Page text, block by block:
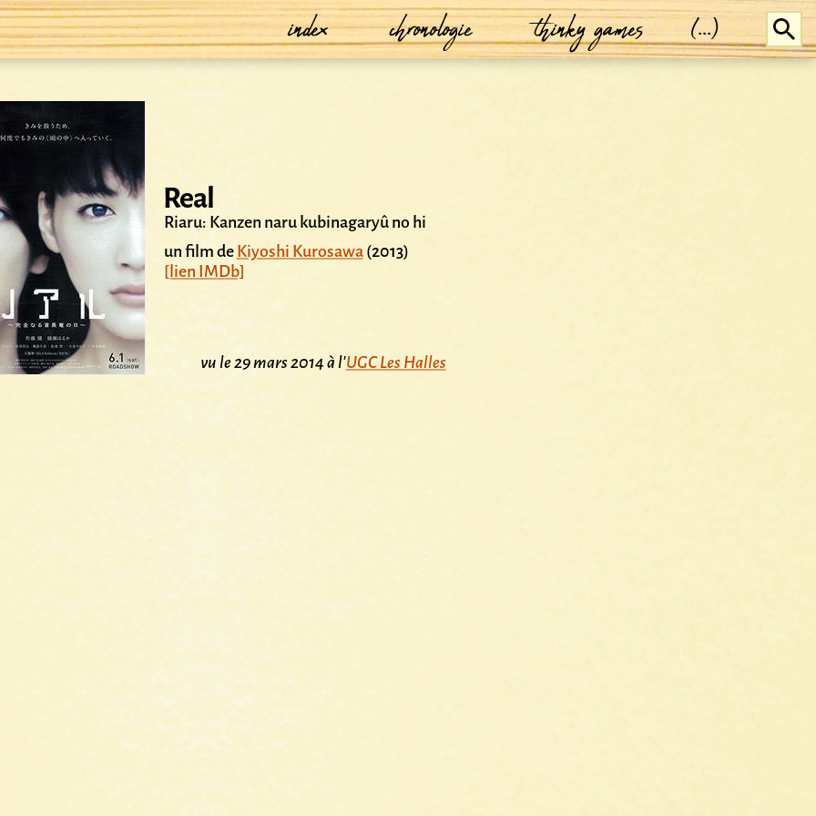
index chronologie thinky games (...)
Real
Riaru: Kanzen naru kubinagaryû no hi
un film deKiyoshi Kurosawa(2013)
[lien IMDb]
vu le 29 mars 2014 à l'UGC Les Halles